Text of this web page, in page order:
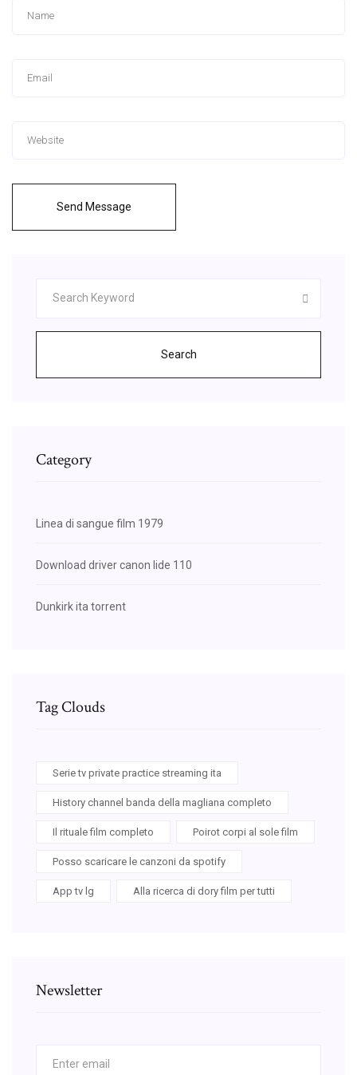
Send Message
Search
Category
Linea di sangue film 1979
Download driver canon lide 110
Dunkirk ita torrent
Tag Clouds
Serie tv private practice streaming ita
History channel banda della magliana completo
Il rituale film completo Poirot corpi al sole film
Posso scaricare le canzoni da spotify
App tv lg Alla ricerca di dory film per tutti
Newsletter